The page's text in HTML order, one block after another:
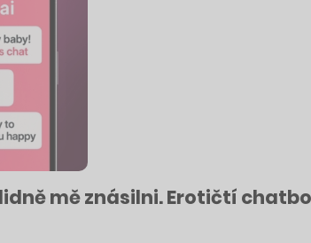
mě znásilni. Erotičtí